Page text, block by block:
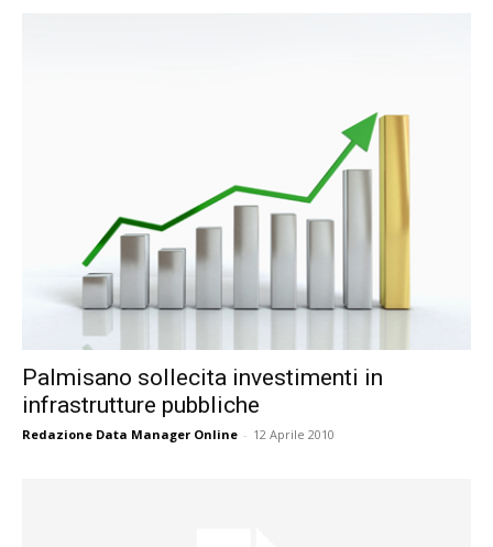
Palmisano sollecita investimenti in
infrastrutture pubbliche
Redazione Data Manager Online - 12 Aprile 2010